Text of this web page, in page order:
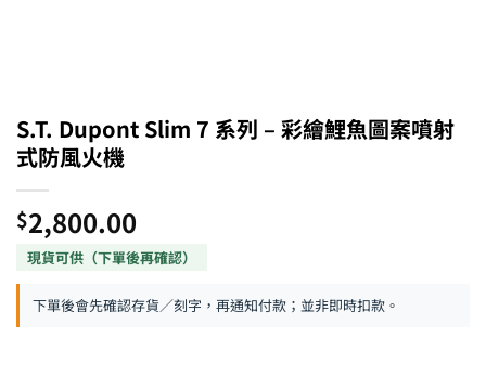
S.T. Dupont Slim 7 系列 – 彩繪鯉魚圖案噴射
式防風火機
$2,800.00
下單後會先確認存貨／刻字，再通知付款；並非即時扣款。